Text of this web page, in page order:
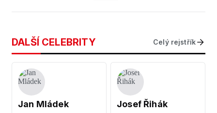
DALŠÍ CELEBRITY Celý rejstřík
Jan Mládek Josef Řihák